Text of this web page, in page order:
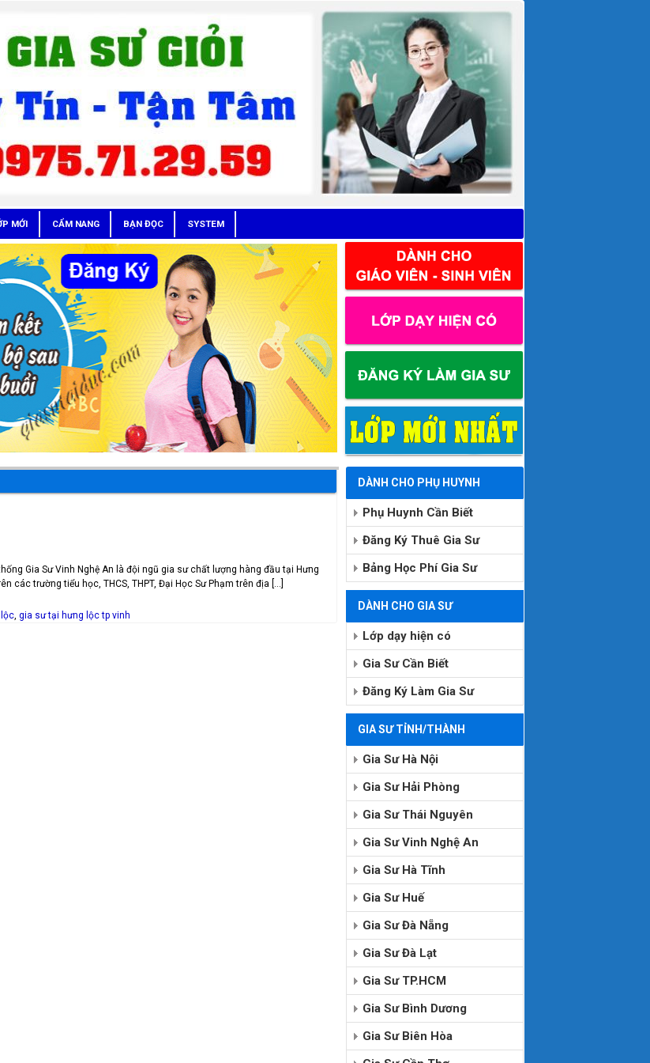
MỚI CẨM NANG BẠN ĐỌC SYSTEM
Gia Sư Vinh Nghệ An là đội ngũ gia sư chất lượng hàng đầu tại Hưng
các trường tiểu học, THCS, THPT, Đại Học Sư Phạm trên địa […]
, gia sư tại hưng lộc tp vinh
DÀNH CHO PHỤ HUYNH
Phụ Huynh Cần Biết
Đăng Ký Thuê Gia Sư
Bảng Học Phí Gia Sư
DÀNH CHO GIA SƯ
Lớp dạy hiện có
Gia Sư Cần Biết
Đăng Ký Làm Gia Sư
GIA SƯ TỈNH/THÀNH
Gia Sư Hà Nội
Gia Sư Hải Phòng
Gia Sư Thái Nguyên
Gia Sư Vinh Nghệ An
Gia Sư Hà Tĩnh
Gia Sư Huế
Gia Sư Đà Nẵng
Gia Sư Đà Lạt
Gia Sư TP.HCM
Gia Sư Bình Dương
Gia Sư Biên Hòa